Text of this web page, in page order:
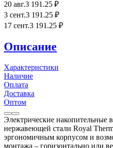
20 авг.3 191 .25 ₽
3 сент.3 191 .25 ₽
17 сент.3 191 .25 ₽
Описание
Характеристики
Наличие
Оплата
Доставка
Оптом
Электрические накопительные
нержавеющей стали Royal
эргономичным корпусом и
монтажа – горизонтально или